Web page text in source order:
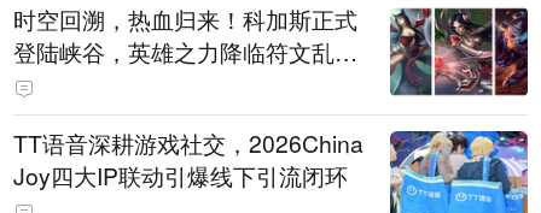
时空回溯，热血归来！科加斯正式
登陆峡谷，英雄之力降临符文乱
斗！
TT语音深耕游戏社交，2026China
Joy四大IP联动引爆线下引流闭环